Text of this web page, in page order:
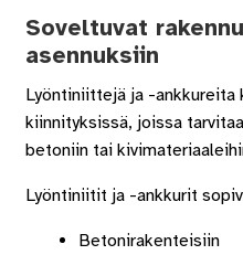
Soveltuvat
asennuksiin
Lyöntiniittejä ja -ankkureita
kiinnityksissä, joissa
betoniin tai
Lyöntiniitit ja -ankkurit
Betonirakenteisiin